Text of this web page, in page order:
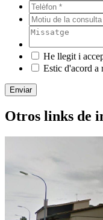
He llegit i
Estic d'acord a
Enviar
Otros links de